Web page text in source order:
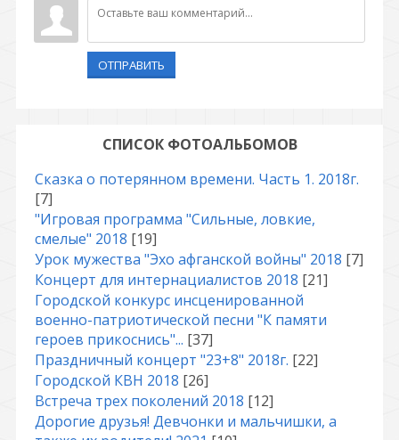
ОТПРАВИТЬ
СПИСОК ФОТОАЛЬБОМОВ
Сказка о потерянном времени. Часть 1. 2018г.
[7]
"Игровая программа "Сильные, ловкие,
смелые" 2018 [19]
Урок мужества "Эхо афганской войны" 2018 [7]
Концерт для интернациалистов 2018 [21]
Городской конкурс инсценированной
военно-патриотической песни "К памяти
героев прикоснись"... [37]
Праздничный концерт "23+8" 2018г. [22]
Городской КВН 2018 [26]
Встреча трех поколений 2018 [12]
Дорогие друзья! Девчонки и мальчишки, а